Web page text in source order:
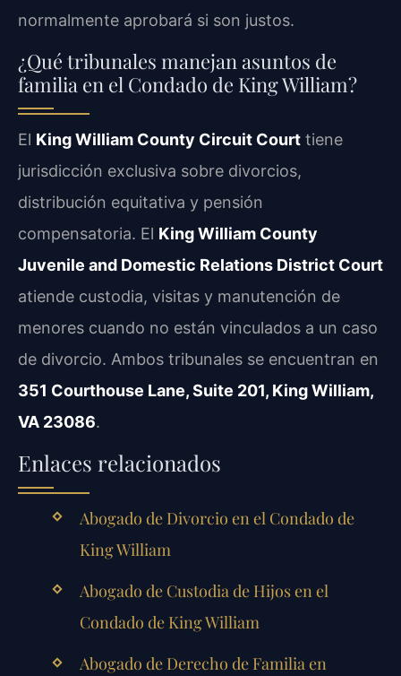
normalmente aprobará si son justos.
¿Qué tribunales manejan asuntos de
familia en el Condado de King William?
El King William County Circuit Court tiene
jurisdicción exclusiva sobre divorcios,
distribución equitativa y pensión
compensatoria. El King William County
Juvenile and Domestic Relations District Court
atiende custodia, visitas y manutención de
menores cuando no están vinculados a un caso
de divorcio. Ambos tribunales se encuentran en
351 Courthouse Lane, Suite 201, King William,
VA 23086.
Enlaces relacionados
Abogado de Divorcio en el Condado de
King William
Abogado de Custodia de Hijos en el
Condado de King William
Abogado de Derecho de Familia en